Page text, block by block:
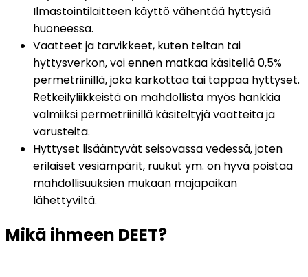
Ilmastointilaitteen käyttö vähentää hyttysiä
huoneessa.
Vaatteet ja tarvikkeet, kuten teltan tai
hyttysverkon, voi ennen matkaa käsitellä 0,5%
permetriinillä, joka karkottaa tai tappaa hyttyset.
Retkeilyliikkeistä on mahdollista myös hankkia
valmiiksi permetriinillä käsiteltyjä vaatteita ja
varusteita.
Hyttyset lisääntyvät seisovassa vedessä, joten
erilaiset vesiämpärit, ruukut ym. on hyvä poistaa
mahdollisuuksien mukaan majapaikan
lähettyviltä.
Mikä ihmeen DEET?